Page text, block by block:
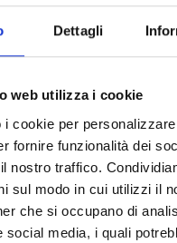
Dettagli
web utilizza i cookie
i cookie per
fornire funzionalità dei
nostro traffico.
sul modo in cui utilizzi il
che si occupano di
social media, i quali